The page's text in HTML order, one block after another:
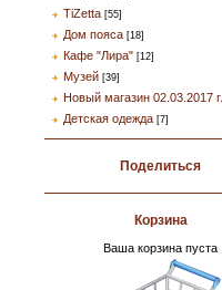
TiZetta [55]
Дом пояса [18]
Кафе "Лира" [12]
Музей [39]
Новый магазин 02.03.2017 г.
Детская одежда [7]
Поделиться
Корзина
Ваша корзина пуста